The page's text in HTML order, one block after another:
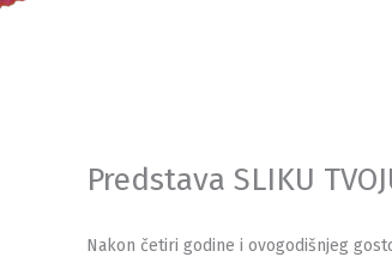
Predstava SLIKU
Nakon četiri godine i ovogodišnjeg